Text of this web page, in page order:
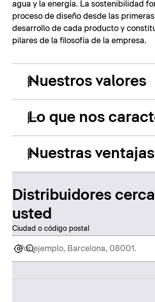
agua y la energía. La sostenibilidad
proceso de diseño desde las
desarrollo de cada producto y
pilares de la filosofía de la empresa.
Nuestros valores
Lo que nos
Nuestras ventajas
Distribuidores
usted
Ciudad o código postal